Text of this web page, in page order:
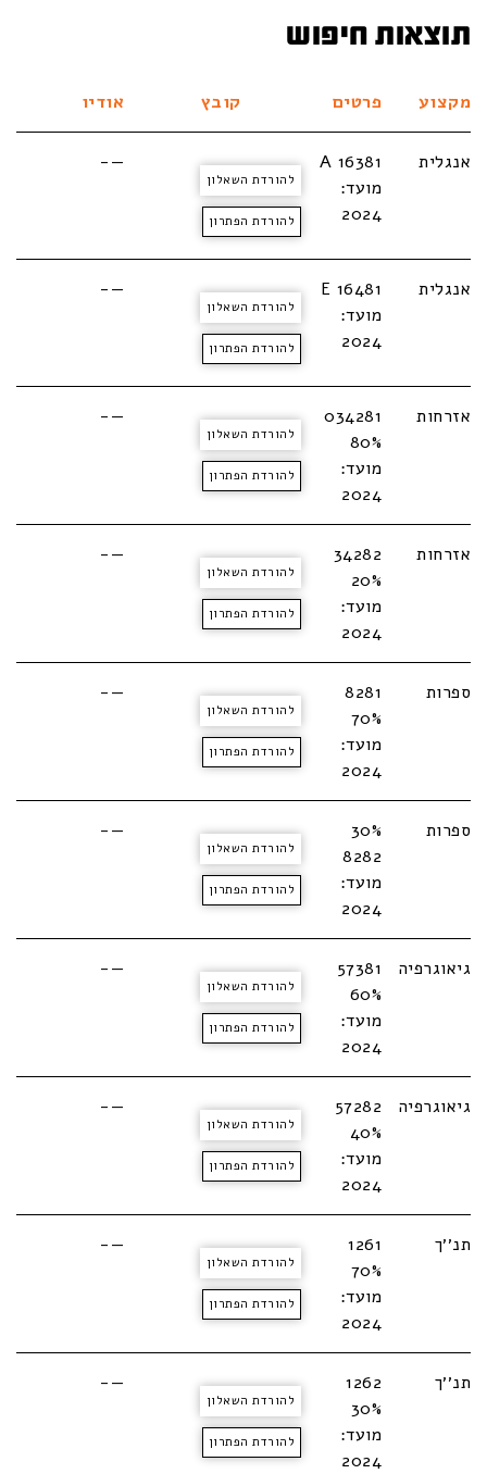
תוצאות חיפוש
מקצוע פרטים קובץ אודיו
אנגלית
A 16381
מועד:
2024
להורדת השאלון
להורדת הפתרון
—-
אנגלית
E 16481
מועד:
2024
להורדת השאלון
להורדת הפתרון
—-
אזרחות
034281
80%
מועד:
2024
להורדת השאלון
להורדת הפתרון
—-
אזרחות
34282
20%
מועד:
2024
להורדת השאלון
להורדת הפתרון
—-
ספרות
8281
70%
מועד:
2024
להורדת השאלון
להורדת הפתרון
—-
ספרות
30%
8282
מועד:
2024
להורדת השאלון
להורדת הפתרון
—-
גיאוגרפיה
57381
60%
מועד:
2024
להורדת השאלון
להורדת הפתרון
—-
גיאוגרפיה
57282
40%
מועד:
2024
להורדת השאלון
להורדת הפתרון
—-
תנ׳׳ך
1261
70%
מועד:
2024
להורדת השאלון
להורדת הפתרון
—-
תנ׳׳ך
1262
30%
מועד:
2024
להורדת השאלון
להורדת הפתרון
—-